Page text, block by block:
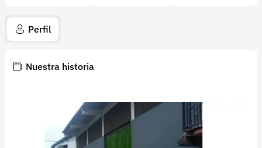
Perfil
Nuestra historia
Registrarse